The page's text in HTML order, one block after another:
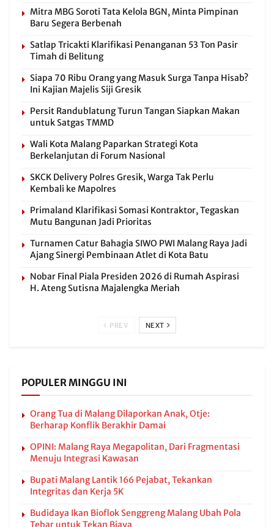
Mitra MBG Soroti Tata Kelola BGN, Minta Pimpinan
Baru Segera Berbenah
Satlap Tricakti Klarifikasi Penanganan 53 Ton Pasir
Timah di Belitung
Siapa 70 Ribu Orang yang Masuk Surga Tanpa Hisab?
Ini Kajian Majelis Siji Gresik
Persit Randublatung Turun Tangan Siapkan Makan
untuk Satgas TMMD
Wali Kota Malang Paparkan Strategi Kota
Berkelanjutan di Forum Nasional
SKCK Delivery Polres Gresik, Warga Tak Perlu
Kembali ke Mapolres
Primaland Klarifikasi Somasi Kontraktor, Tegaskan
Mutu Bangunan Jadi Prioritas
Turnamen Catur Bahagia SIWO PWI Malang Raya Jadi
Ajang Sinergi Pembinaan Atlet di Kota Batu
Nobar Final Piala Presiden 2026 di Rumah Aspirasi
H. Ateng Sutisna Majalengka Meriah
PREV NEXT
POPULER MINGGU INI
Orang Tua di Malang Dilaporkan Anak, Otje:
Berharap Konflik Berakhir Damai
OPINI: Malang Raya Megapolitan, Dari Fragmentasi
Menuju Integrasi Kawasan
Bupati Malang Lantik 166 Pejabat, Tekankan
Integritas dan Kerja 5K
Budidaya Ikan Bioflok Senggreng Malang Ubah Pola
Tebar untuk Tekan Biaya